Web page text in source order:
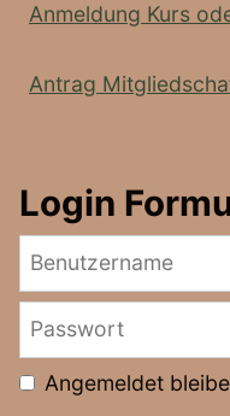
Anmeldung Kurs
Antrag
Login
Benutzername
Passwort
Angemeldet